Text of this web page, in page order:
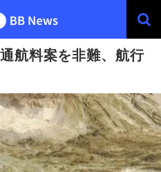
航料案を非難、航行